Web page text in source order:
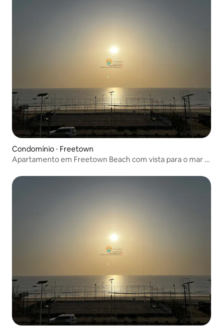
Condomínio ⋅ Freetown
Apartamento em Freetown Beach com vista para o mar e